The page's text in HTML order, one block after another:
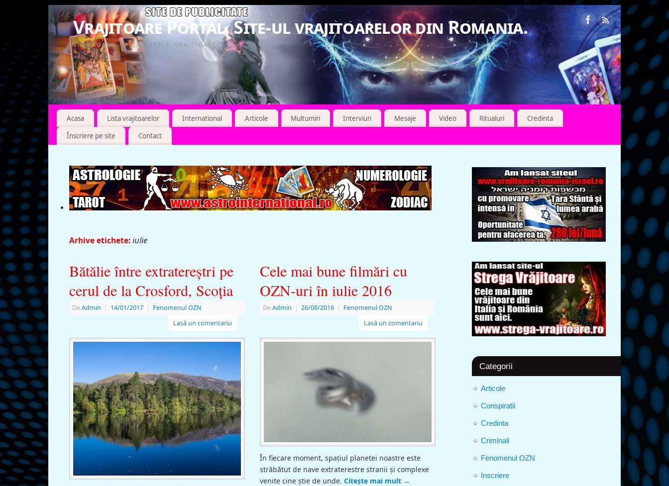
Vrajitoare Portal. Site-ul vrajitoarelor din Romania.
VRAJITOARE, VRAJITOARELE, VRAJITOARE
Acasa Lista vrajitoarelor International Articole Multumiri Interviuri Mesaje Video Ritualuri
Credinta
Înscriere pe site
Contact
Arhive etichete:iulie
Bătălie între extratereştri pe
cerul de la Crosford, Scoţia
DeAdmin | 14/01/2017 | Fenomenul OZN
Lasă un comentariu
Cele mai bune filmări cu
OZN-uri în iulie 2016
DeAdmin | 26/08/2016 | Fenomenul OZN
Lasă un comentariu
În fiecare moment, spaţiul planetei noastre este
străbătut de nave extraterestre stranii şi complexe
venite cine ştie de unde. Citește mai mult →
Categorii
Articole
Conspiratii
Credinta
Criminali
Fenomenul OZN
Inscriere